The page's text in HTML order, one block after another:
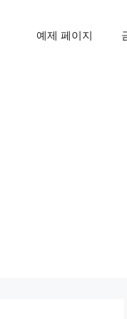
예제 페이지